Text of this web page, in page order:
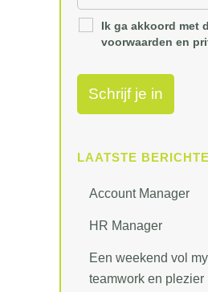
Ik ga akkoord met
voorwaarden en
LAATSTE
Account Manager
HR Manager
Een weekend vol
teamwork en plezier